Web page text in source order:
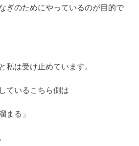
ぎのためにやっているのが目的で
私は受け止めています。
ているこちら側は
まる」